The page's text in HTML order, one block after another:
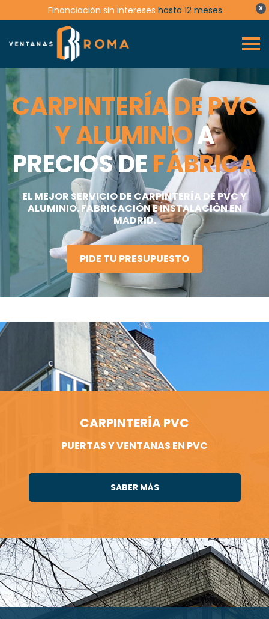
X
Financiación sin intereses hasta 12 meses.
CARPINTERÍA DE PVC
Y ALUMINIOA
PRECIOS DE FÁBRICA
EL MEJOR SERVICIO DE CARPINTERÍA DE PVC Y
ALUMINIO. FABRICACIÓN E INSTALACIÓN EN
MADRID.
PIDE TU PRESUPUESTO
CARPINTERÍA PVC
PUERTAS Y VENTANAS EN PVC
SABER MÁS